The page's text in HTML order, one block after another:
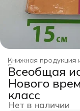
Книжная продукция
Главная ›
Всеобщая
Нового
класс
Нет в наличии